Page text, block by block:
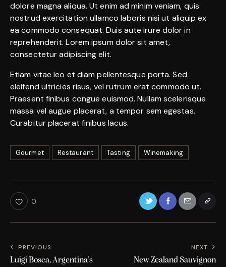
dolore magna aliqua. Ut enim ad minim veniam, quis
nostrud exercitation ullamco laboris nisi ut aliquip ex
ea commodo consequat. Duis aute irure dolor in
reprehenderit. Lorem ipsum dolor sit amet,
consectetur adipiscing elit.
Etiam vitae leo et diam pellentesque porta. Sed
eleifend ultricies risus, vel rutrum erat commodo ut.
Praesent finibus congue euismod. Nullam scelerisque
massa vel augue placerat, a tempor sem egestas.
Curabitur placerat finibus lacus.
Gourmet Restaurant Tasting Winemaking
0
PREVIOUS
Luigi Bosca, Argentina’s
NEXT
New Zealand Sauvignon